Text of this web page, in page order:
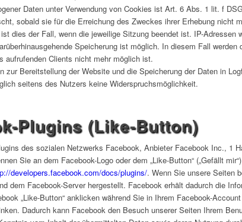
Daten unter Verwendung von Cookies ist Art. 6 Abs. 1 lit. f
sobald sie für die Erreichung des Zweckes ihrer Erhebung nicht
dies der Fall, wenn die jeweilige Sitzung beendet ist. IP-Adressen
Speicherung ist möglich. In diesem Fall
aufrufenden Clients nicht mehr möglich ist.
zur Bereitstellung der Website und die Speicherung der Daten in
seitens des Nutzers keine Widerspruchsmöglichkeit.
Plugins (Like-Button)
des sozialen Netzwerks Facebook, Anbieter Facebook Inc., 1
Sie an dem Facebook-Logo oder dem „Like-Button“ („Gefällt
developers.facebook.com/docs/plugins/. Wenn Sie unsere Seiten
dem Facebook-Server hergestellt. Facebook erhält dadurch die
„Like-Button“ anklicken während Sie in Ihrem Facebook-
Dadurch kann Facebook den Besuch unserer Seiten Ihrem